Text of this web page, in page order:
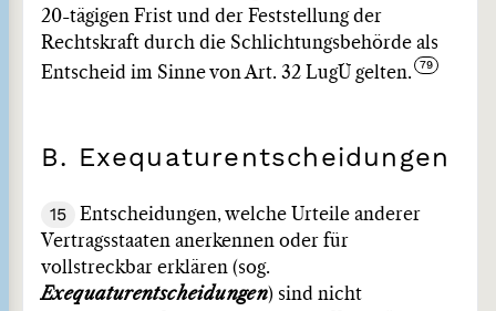
20-tägigen Frist und der Feststellung der
Rechtskraft durch die Schlichtungsbehörde als
Entscheid im Sinne von Art. 32 LugÜ gelten.
B. Exequaturentscheidungen
15
Entscheidungen, welche Urteile anderer
Vertragsstaaten anerkennen oder für
vollstreckbar erklären (sog.
Exequaturentscheidungen) sind nicht